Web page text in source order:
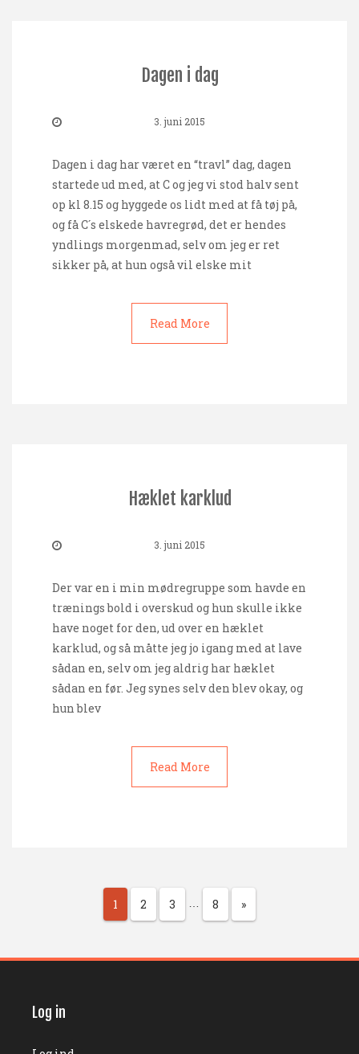
Dagen i dag
3. juni 2015
Dagen i dag har været en “travl” dag, dagen
startede ud med, at C og jeg vi stod halv sent
op kl 8.15 og hyggede os lidt med at få tøj på,
og få C´s elskede havregrød, det er hendes
yndlings morgenmad, selv om jeg er ret
sikker på, at hun også vil elske mit
Read More
Hæklet karklud
3. juni 2015
Der var en i min mødregruppe som havde en
trænings bold i overskud og hun skulle ikke
have noget for den, ud over en hæklet
karklud, og så måtte jeg jo igang med at lave
sådan en, selv om jeg aldrig har hæklet
sådan en før. Jeg synes selv den blev okay, og
hun blev
Read More
1 2 3 … 8 »
Log in